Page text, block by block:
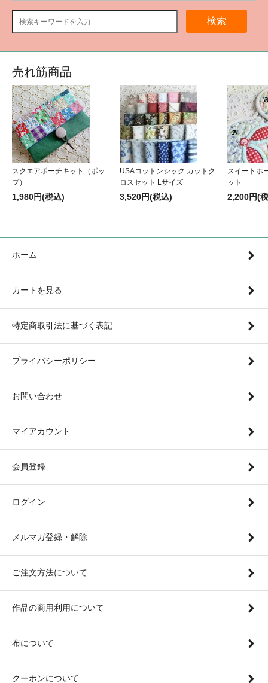
検索
売れ筋商品
スクエアポーチキット（ポッ
プ）
1,980円(税込)
USAコットンシック カットク
ロスセット Lサイズ
3,520円(税込)
スイートホ
ット
2,200円(
ホーム
カートを見る
特定商取引法に基づく表記
プライバシーポリシー
お問い合わせ
マイアカウント
会員登録
ログイン
メルマガ登録・解除
ご注文方法について
作品の商用利用について
布について
クーポンについて